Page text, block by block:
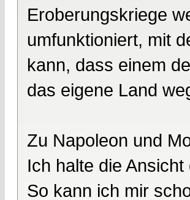
Eroberungskriege
umfunktioniert, mit
kann, dass einem
das eigene Land
Zu Napoleon und
Ich halte die
So kann ich mir